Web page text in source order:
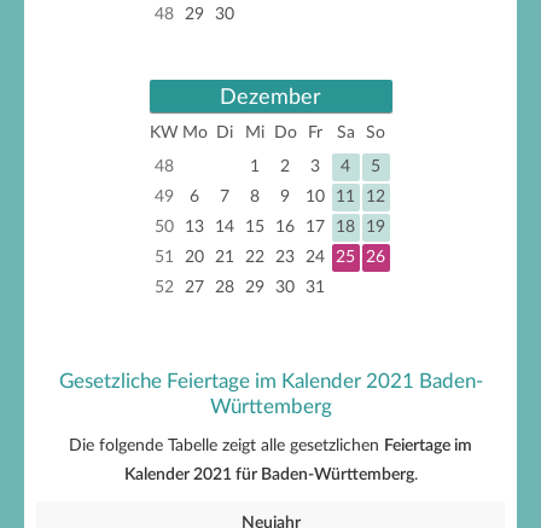
48 29 30
Dezember
KW Mo Di Mi Do Fr Sa
So
48
1 2 3 4
5
49
6 7 8 9 10 11
12
50
13 14 15 16 17 18
19
51
20 21 22 23 24 25
26
52
27 28 29 30 31
Gesetzliche Feiertage im Kalender 2021 Baden-
Württemberg
Die folgende Tabelle zeigt alle gesetzlichen Feiertage im
Kalender 2021 für Baden-Württemberg.
Neujahr